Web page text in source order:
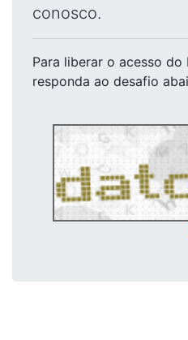
conosco.
Para liberar o acesso do
responda ao desafio